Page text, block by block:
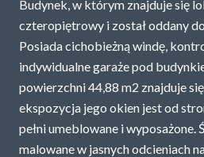
USŁUGI
O NAS
POLITYKA
Budynek, w którym znajduje się
czteropiętrowy i został oddany
Posiada cichobieżną windę,
indywidualne garaże pod
powierzchni 44,88 m2 znajduje
ekspozycja jego okien jest od
pełni umeblowane i wyposażone.
malowane w jasnych odcieniach